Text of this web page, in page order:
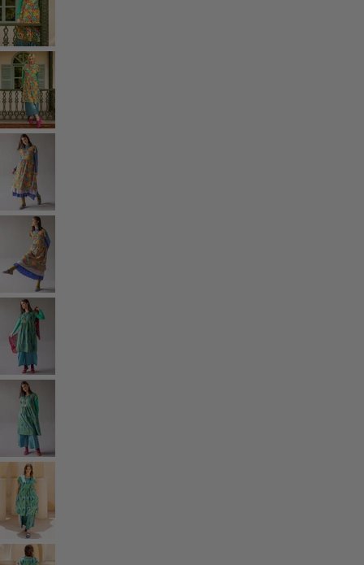
Inredning
Nyheter
All inredning
Gardiner
Kuddar & kuddfodral
Mattor
Frotté
Böcker
Tidigare favoriter
Rum
Badrum
Vardagsrum
Kök & matplats
Shoppa stilen
Klassisk och allmoge inredning